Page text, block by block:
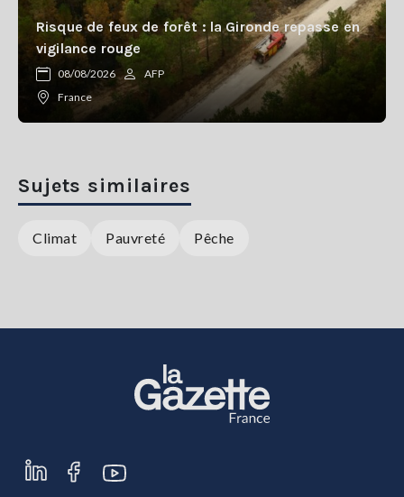
Risque de feux de forêt : la Gironde repasse en
vigilance rouge
08/08/2026
AFP
France
Sujets similaires
Climat Pauvreté Pêche